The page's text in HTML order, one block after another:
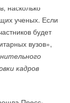
насколько
ученых. Если
будет
вузов»,
кадров